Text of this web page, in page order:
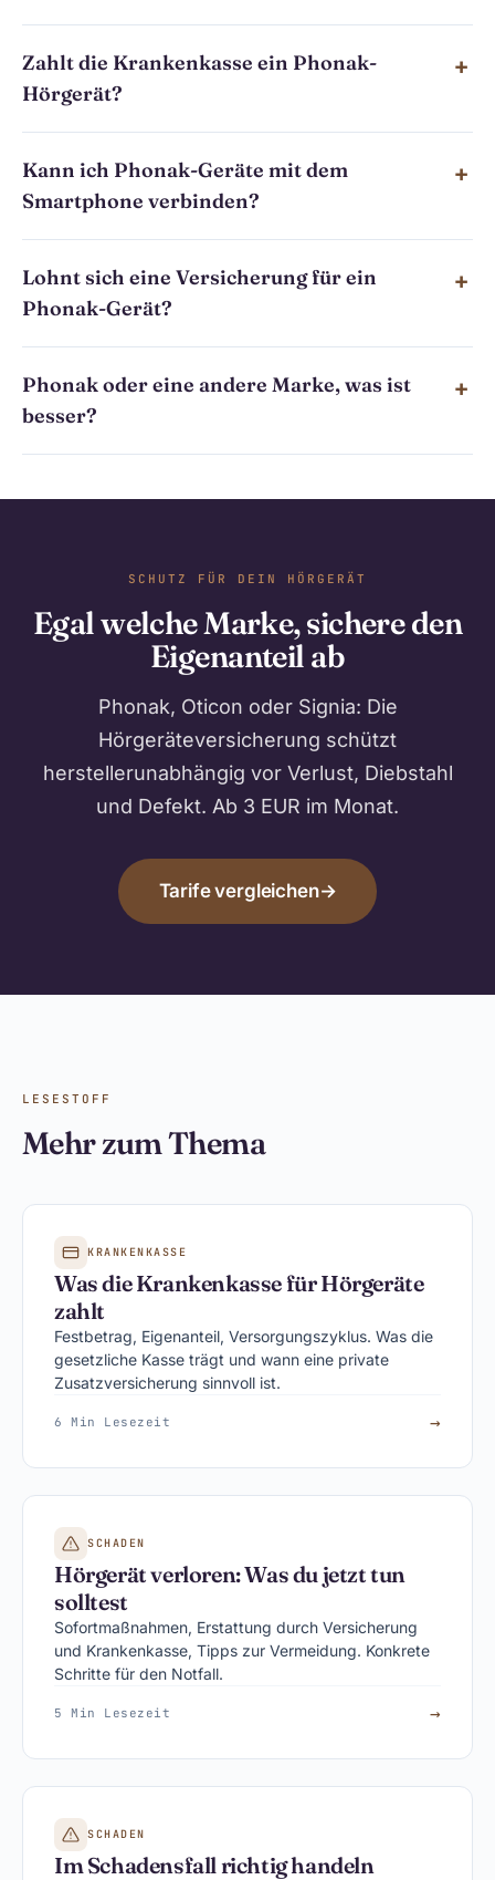
Zahlt die Krankenkasse ein Phonak-
Hörgerät?
Kann ich Phonak-Geräte mit dem
Smartphone verbinden?
Lohnt sich eine Versicherung für ein
Phonak-Gerät?
Phonak oder eine andere Marke, was ist
besser?
SCHUTZ FÜR DEIN HÖRGERÄT
Egal welche Marke, sichere den
Eigenanteil ab
Phonak, Oticon oder Signia: Die
Hörgeräteversicherung schützt
herstellerunabhängig vor Verlust, Diebstahl
und Defekt. Ab 3 EUR im Monat.
Tarife vergleichen→
LESESTOFF
Mehr zum Thema
KRANKENKASSE
Was die Krankenkasse für Hörgeräte
zahlt
Festbetrag, Eigenanteil, Versorgungszyklus. Was die
gesetzliche Kasse trägt und wann eine private
Zusatzversicherung sinnvoll ist.
6 Min Lesezeit →
SCHADEN
Hörgerät verloren: Was du jetzt tun
solltest
Sofortmaßnahmen, Erstattung durch Versicherung
und Krankenkasse, Tipps zur Vermeidung. Konkrete
Schritte für den Notfall.
5 Min Lesezeit →
SCHADEN
Im Schadensfall richtig handeln